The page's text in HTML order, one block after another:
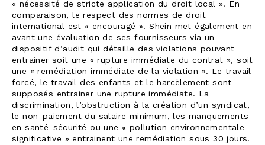
« nécessité de stricte application du droit local ». En
comparaison, le respect des normes de droit
international est « encouragé ». Shein met également en
avant une évaluation de ses fournisseurs via un
dispositif d’audit qui détaille des violations pouvant
entrainer soit une « rupture immédiate du contrat », soit
une « remédiation immédiate de la violation ». Le travail
forcé, le travail des enfants et le harcèlement sont
supposés entrainer une rupture immédiate. La
discrimination, l’obstruction à la création d’un syndicat,
le non-paiement du salaire minimum, les manquements
en santé-sécurité ou une « pollution environnementale
significative » entrainent une remédiation sous 30 jours.